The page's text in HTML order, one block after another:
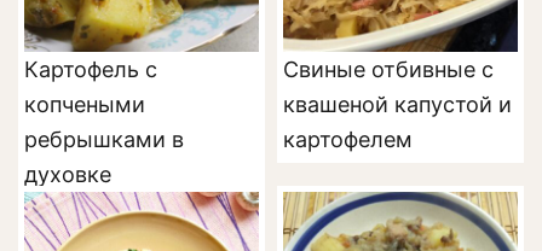
Картофель с
копчеными
ребрышками в
духовке
Свиные отбивные с
квашеной капустой и
картофелем